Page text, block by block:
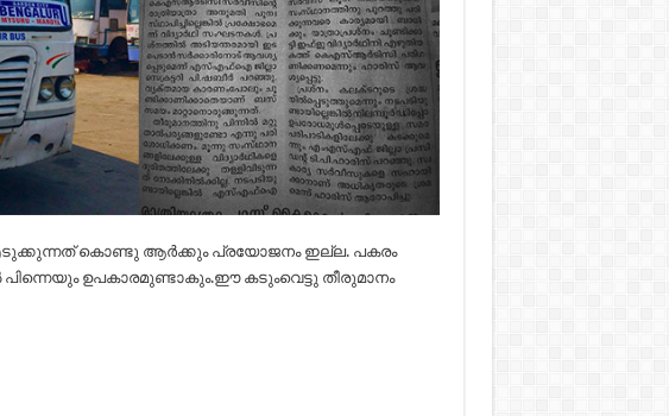
കൊണ്ടു ആർക്കും പ്രയോജനം ഇല്ല. പകരം
ഉപകാരമുണ്ടാകും.ഈ കടുംവെട്ടു തീരുമാനം